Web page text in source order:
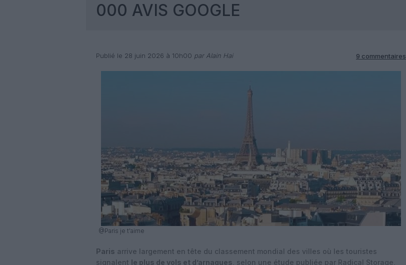
000 AVIS GOOGLE
Publié le 28 juin 2026 à 10h00 par Alain Hai 9 commentaires
@Paris je t'aime
Paris arrive largement en tête du classement mondial des villes où les touristes
signalent le plus de vols et d’arnaques , selon une étude publiée par Radical Storage